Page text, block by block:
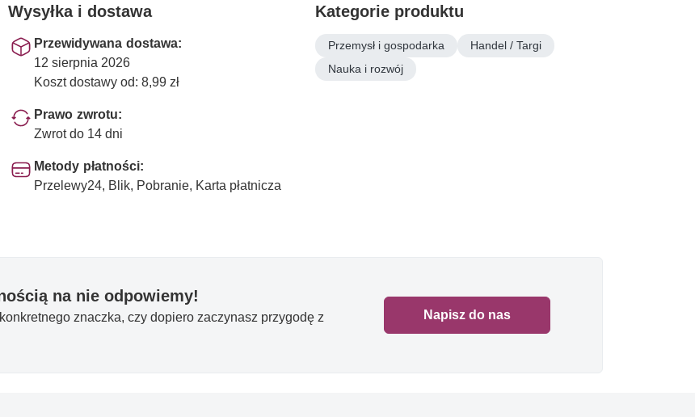
Wysyłka i dostawa
Przewidywana dostawa:
12 sierpnia 2026
Koszt dostawy od: 8,99 zł
Prawo zwrotu:
Zwrot do 14 dni
Metody płatności:
Przelewy24, Blik, Pobranie, Karta płatnicza
Kategorie produktu
Przemysł i gospodarka
Handel / Targi
Nauka i rozwój
na nie odpowiemy!
znaczka, czy dopiero zaczynasz przygodę z
Napisz do nas